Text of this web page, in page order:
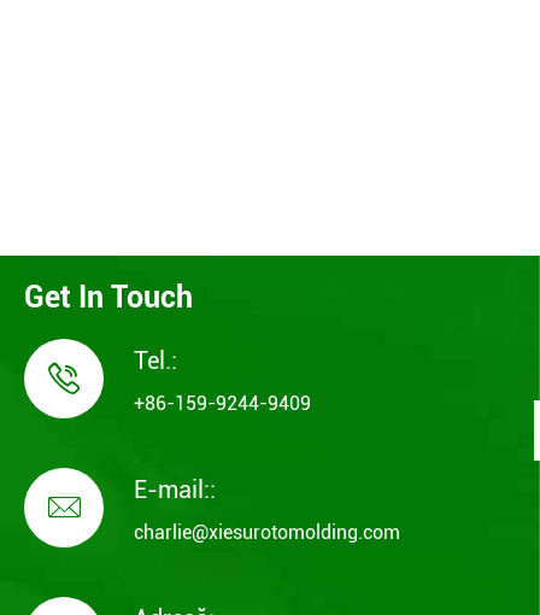
Get In Touch
 Tel.:
+86-159-9244-9409
 E-mail::
charlie@xiesurotomolding.com